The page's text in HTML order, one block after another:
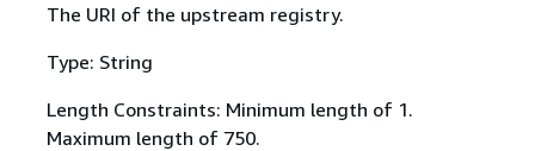
The URI of the upstream registry.
Type: String
Length Constraints: Minimum length of 1.
Maximum length of 750.